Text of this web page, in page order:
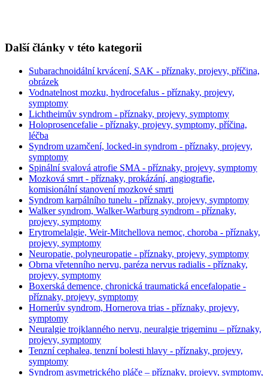
Další články v této kategorii
Subarachnoidální krvácení, SAK - příznaky, projevy, příčina,
obrázek
Vodnatelnost mozku, hydrocefalus - příznaky, projevy,
symptomy
Lichtheimův syndrom - příznaky, projevy, symptomy
Holoprosencefalie - příznaky, projevy, symptomy, příčina,
léčba
Syndrom uzamčení, locked-in syndrom - příznaky, projevy,
symptomy
Spinální svalová atrofie SMA - příznaky, projevy, symptomy
Mozková smrt - příznaky, prokázání, angiografie,
komisionální stanovení mozkové smrti
Syndrom karpálního tunelu - příznaky, projevy, symptomy
Walker syndrom, Walker-Warburg syndrom - příznaky,
projevy, symptomy
Erytromelalgie, Weir-Mitchellova nemoc, choroba - příznaky,
projevy, symptomy
Neuropatie, polyneuropatie - příznaky, projevy, symptomy
Obrna vřetenního nervu, paréza nervus radialis - příznaky,
projevy, symptomy
Boxerská demence, chronická traumatická encefalopatie -
příznaky, projevy, symptomy
Hornerův syndrom, Hornerova trias - příznaky, projevy,
symptomy
Neuralgie trojklanného nervu, neuralgie trigeminu – příznaky,
projevy, symptomy
Tenzní cephalea, tenzní bolesti hlavy - příznaky, projevy,
symptomy
Syndrom asymetrického pláče – příznaky, projevy, symptomy,